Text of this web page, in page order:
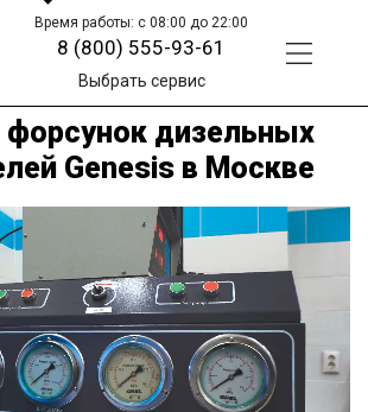
Время работы: с 08:00 до 22:00
8 (800) 555-93-61
Выбрать сервис
форсунок дизельных
Genesis в Москве